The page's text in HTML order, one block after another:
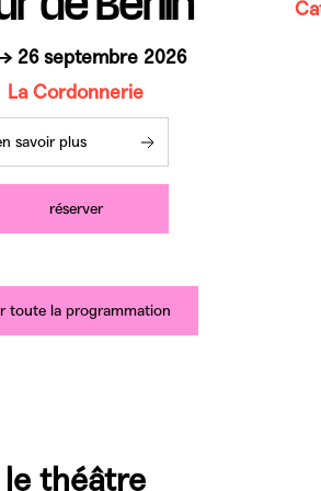
26 septembre 2026
La Cordonnerie
savoir plus
réserver
toute la programmation
le théâtre